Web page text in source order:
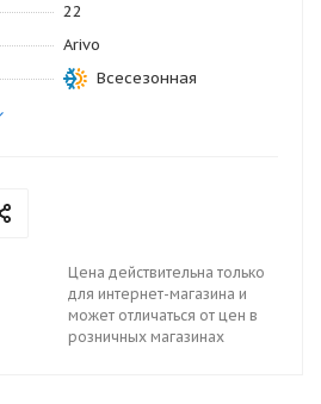
22
Arivo
Всесезонная
Цена действительна только
для интернет-магазина и
может отличаться от цен в
розничных магазинах